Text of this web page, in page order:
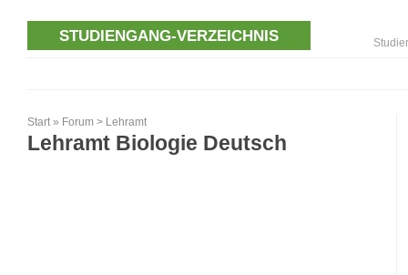
STUDIENGANG-VERZEICHNIS
Start » Forum > Lehramt
Lehramt Biologie Deutsch